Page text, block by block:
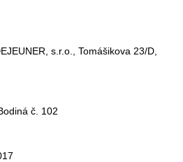
s.r.o., Tomášikova 23/D,
č. 102